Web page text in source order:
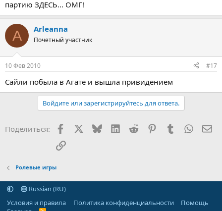
партию ЗДЕСЬ... ОМГ!
A Arleanna
Почетный участник
10 Фев 2010 #17
Сайли побыла в Агате и вышла привидением
Войдите или зарегистрируйтесь для ответа.
Поделиться: FacebookX (Twitter)
BlueskyLinkedIn
Reddit PinterestTumblr
Ссылка
Ролевые игры
Russian (RU)
Условия и правила
Политика конфиденциальности
Помощь